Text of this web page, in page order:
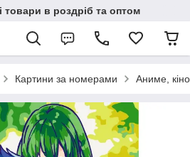
товари в роздріб та оптом
Картини за номерами Аниме,